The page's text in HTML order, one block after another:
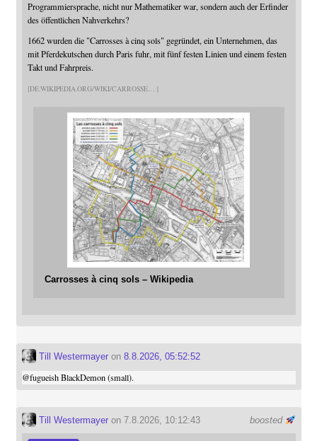
Programmiersprache, nicht nur Mathematiker war, sondern auch der Erfinder
des öffentlichen Nahverkehrs?
1662 wurden die "Carrosses à cinq sols" gegründet, ein Unternehmen, das
mit Pferdekutschen durch Paris fuhr, mit fünf festen Linien und einem festen
Takt und Fahrpreis.
DE.WIKIPEDIA.ORG/WIKI/CARROSSE
Carrosses à cinq sols – Wikipedia
Till Westermayeron 8.8.2026, 05:52:52
@fugueishBlackDemon (small).
boosted
Till Westermayeron 7.8.2026, 10:12:43